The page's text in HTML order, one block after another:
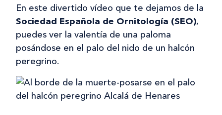
En este divertido vídeo que te dejamos de la
Sociedad Española de Ornitología (SEO),
puedes ver la valentía de una paloma
posándose en el palo del nido de un halcón
peregrino.